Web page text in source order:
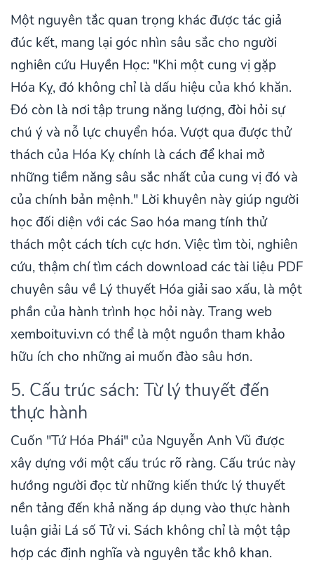
Một nguyên tắc quan trọng khác được tác giả
đúc kết, mang lại góc nhìn sâu sắc cho người
nghiên cứu Huyền Học: "Khi một cung vị gặp
Hóa Kỵ, đó không chỉ là dấu hiệu của khó khăn.
Đó còn là nơi tập trung năng lượng, đòi hỏi sự
chú ý và nỗ lực chuyển hóa. Vượt qua được thử
thách của Hóa Kỵ chính là cách để khai mở
những tiềm năng sâu sắc nhất của cung vị đó và
của chính bản mệnh." Lời khuyên này giúp người
học đối diện với các Sao hóa mang tính thử
thách một cách tích cực hơn. Việc tìm tòi, nghiên
cứu, thậm chí tìm cách download các tài liệu PDF
chuyên sâu về Lý thuyết Hóa giải sao xấu, là một
phần của hành trình học hỏi này. Trang web
xemboituvi.vn có thể là một nguồn tham khảo
hữu ích cho những ai muốn đào sâu hơn.
5. Cấu trúc sách: Từ lý thuyết đến
thực hành
Cuốn "Tứ Hóa Phái" của Nguyễn Anh Vũ được
xây dựng với một cấu trúc rõ ràng. Cấu trúc này
hướng người đọc từ những kiến thức lý thuyết
nền tảng đến khả năng áp dụng vào thực hành
luận giải Lá số Tử vi. Sách không chỉ là một tập
hợp các định nghĩa và nguyên tắc khô khan.